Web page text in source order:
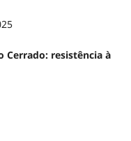
Cerrado: resistência à